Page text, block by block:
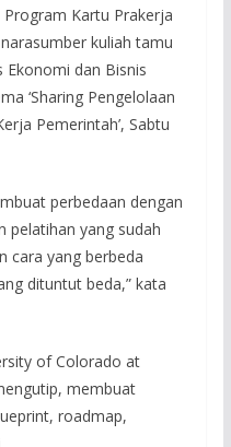
Kartu Prakerja
kuliah tamu
dan Bisnis
‘Sharing Pengelolaan
Pemerintah’, Sabtu
perbedaan dengan
pelatihan yang sudah
cara yang berbeda
dituntut beda,” kata
of Colorado at
membuat
roadmap,